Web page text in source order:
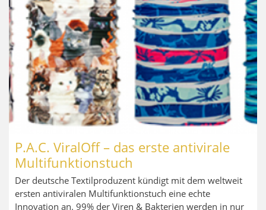
P.A.C. ViralOff – das erste antivirale
Multifunktionstuch
Der deutsche Textilproduzent kündigt mit dem weltweit
ersten antiviralen Multifunktionstuch eine echte
Innovation an. 99% der Viren & Bakterien werden in nur